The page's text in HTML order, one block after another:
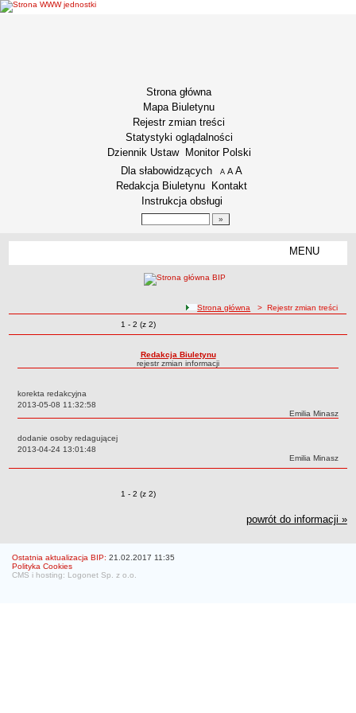
Strona główna
Mapa Biuletynu
Rejestr zmian treści
Statystyki oglądalności
Dziennik Ustaw
Monitor Polski
Menu dodatkowe
Dla słabowidzących A pomniejsz czcionkę
A standardowy rozmiar czcionki
A
Redakcja Biuletynu
Kontakt
Instrukcja obsługi
MENU
Podstawa prawna funkcjonowania
Kodeks etyki pracownika naukowego
Struktura organizacyjna
WŁADZE
Senat
Prorektorzy
Rady Wydziału
Statut
Uchwały Senatu
ścieżka nawigacji
Strona główna > Rejestr zmian treści
Zmiany o pozycjach
1 - 2 (z 2)
Redakcja Biuletynu
rejestr zmian informacji
korekta redakcyjna
Data:
2013-05-08 11:32:58
Autor:
Emilia Minasz
dodanie osoby redagującej
Data:
2013-04-24 13:01:48
Autor:
Emilia Minasz
Zmiany o pozycjach
1 - 2 (z 2)
powrót do informacji »
Ostatnia aktualizacja BIP: 21.02.2017 11:35
Polityka Cookies
CMS i hosting: Logonet Sp. z o.o.